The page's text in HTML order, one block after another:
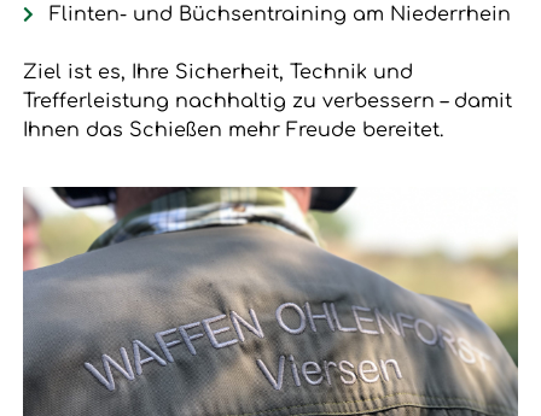
Flinten- und Büchsentraining am Niederrhein
Ziel ist es, Ihre Sicherheit, Technik und
Trefferleistung nachhaltig zu verbessern – damit
Ihnen das Schießen mehr Freude bereitet.